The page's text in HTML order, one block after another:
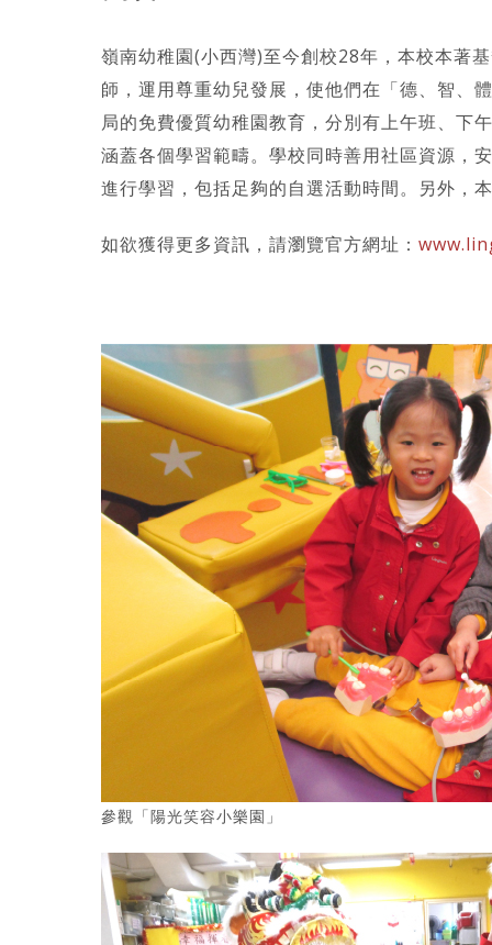
嶺南幼稚園(小西灣)至今創校28年，本校本著
師，運用尊重幼兒發展，使他們在「德、智、
局的免費優質幼稚園教育，分別有上午班、下
涵蓋各個學習範疇。學校同時善用社區資源，
進行學習，包括足夠的自選活動時間。另外，
如欲獲得更多資訊，請瀏覽官方網址：
參觀「陽光笑容小樂園」